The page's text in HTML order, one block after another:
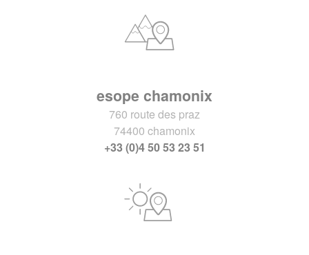
esope chamonix
760 route des praz
74400 chamonix
+33 (0)4 50 53 23 51